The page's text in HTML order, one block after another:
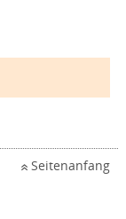
Seitenanfang